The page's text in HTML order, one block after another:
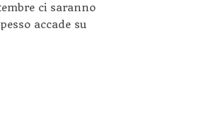
ci saranno
accade su